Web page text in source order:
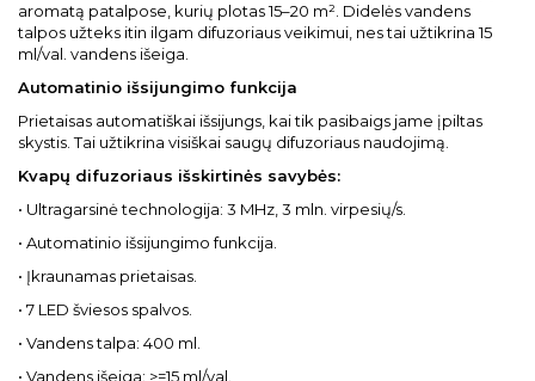
aromatą patalpose, kurių plotas 15–20 m². Didelės vandens
talpos užteks itin ilgam difuzoriaus veikimui, nes tai užtikrina 15
ml/val. vandens išeiga.
Automatinio išsijungimo funkcija
Prietaisas automatiškai išsijungs, kai tik pasibaigs jame įpiltas
skystis. Tai užtikrina visiškai saugų difuzoriaus naudojimą.
Kvapų difuzoriaus išskirtinės savybės:
• Ultragarsinė technologija: 3 MHz, 3 mln. virpesių/s.
• Automatinio išsijungimo funkcija.
• Įkraunamas prietaisas.
• 7 LED šviesos spalvos.
• Vandens talpa: 400 ml.
• Vandens išeiga: >=15 ml/val.